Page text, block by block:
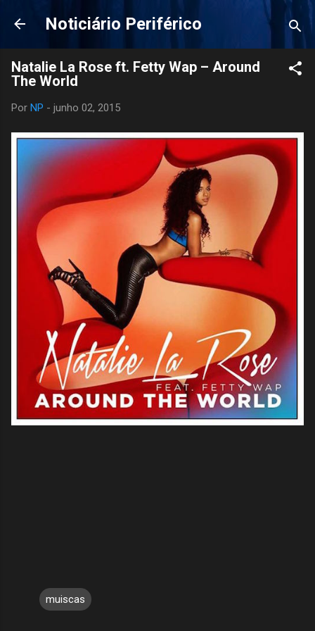
Pular para o conteúdo principal
Noticiário Periférico
Natalie La Rose ft. Fetty Wap – Around
The World
Por NP - junho 02, 2015
muiscas